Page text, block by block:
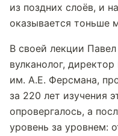
из поздних слоёв, и
оказывается тоньше
В своей лекции
вулканолог,
им. А.Е. Ферсмана,
за 220 лет изучения
опровергалось, а
уровень за уровнем: